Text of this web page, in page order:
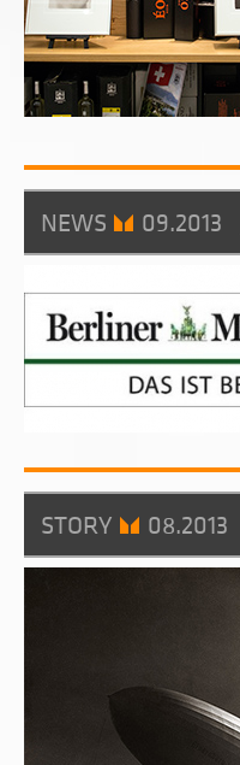
NEWS 09.2013
STORY 08.2013